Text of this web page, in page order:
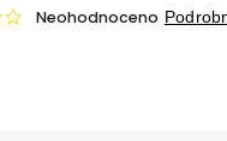
Neohodnoceno